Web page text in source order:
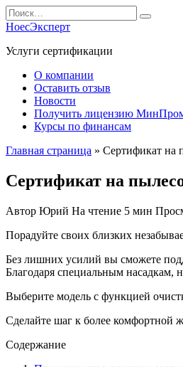
Перейти
к
содержанию
Search
for:
НоесЭксперт
Услуги сертификации
О компании
Оставить отзыв
Новости
Получить лицензию
Курсы по финансам
Главная страница » Сертификат на
Сертификат на
Автор Юрий На чтение 5 мин
Порадуйте своих близких
Без лишних усилий вы сможете
Благодаря специальным насадкам,
Выберите модель с функцией
Сделайте шаг к более комфортной
Содержание